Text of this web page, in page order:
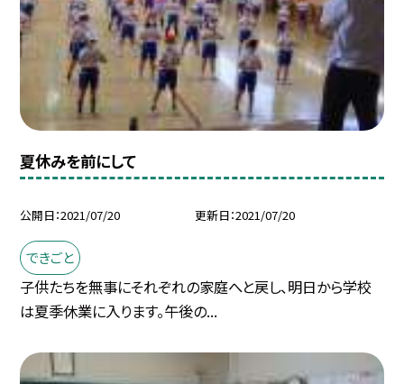
夏休みを前にして
公開日 2021/07/20 更新日 2021/07/20
できごと
子供たちを無事にそれぞれの家庭へと戻し、明日から学校
は夏季休業に入ります。午後の...